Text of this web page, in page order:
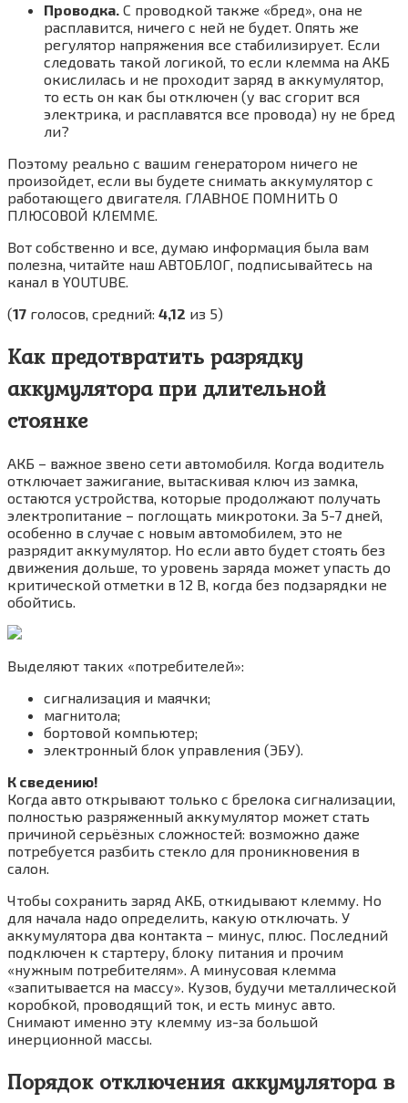
Проводка. С проводкой также «бред», она не
расплавится, ничего с ней не будет. Опять же
регулятор напряжения все стабилизирует. Если
следовать такой логикой, то если клемма на АКБ
окислилась и не проходит заряд в аккумулятор,
то есть он как бы отключен (у вас сгорит вся
электрика, и расплавятся все провода) ну не бред
ли?
Поэтому реально с вашим генератором ничего не
произойдет, если вы будете снимать аккумулятор с
работающего двигателя. ГЛАВНОЕ ПОМНИТЬ О
ПЛЮСОВОЙ КЛЕММЕ.
Вот собственно и все, думаю информация была вам
полезна, читайте наш АВТОБЛОГ, подписывайтесь на
канал в YOUTUBE.
(17 голосов, средний: 4,12 из 5)
Как предотвратить разрядку
аккумулятора при длительной
стоянке
АКБ – важное звено сети автомобиля. Когда водитель
отключает зажигание, вытаскивая ключ из замка,
остаются устройства, которые продолжают получать
электропитание – поглощать микротоки. За 5-7 дней,
особенно в случае с новым автомобилем, это не
разрядит аккумулятор. Но если авто будет стоять без
движения дольше, то уровень заряда может упасть до
критической отметки в 12 В, когда без подзарядки не
обойтись.
Выделяют таких «потребителей»:
сигнализация и маячки;
магнитола;
бортовой компьютер;
электронный блок управления (ЭБУ).
К сведению!
Когда авто открывают только с брелока сигнализации,
полностью разряженный аккумулятор может стать
причиной серьёзных сложностей: возможно даже
потребуется разбить стекло для проникновения в
салон.
Чтобы сохранить заряд АКБ, откидывают клемму. Но
для начала надо определить, какую отключать. У
аккумулятора два контакта – минус, плюс. Последний
подключен к стартеру, блоку питания и прочим
«нужным потребителям». А минусовая клемма
«запитывается на массу». Кузов, будучи металлической
коробкой, проводящий ток, и есть минус авто.
Снимают именно эту клемму из-за большой
инерционной массы.
Порядок отключения аккумулятора в